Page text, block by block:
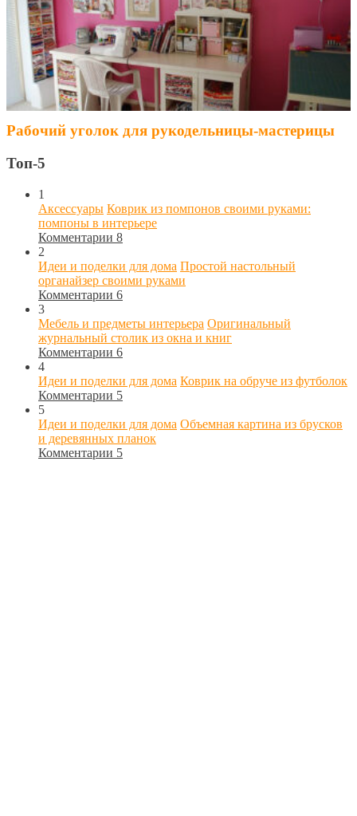
Рабочий уголок для рукодельницы-мастерицы
Топ-5
1
Аксессуары Коврик из помпонов своими руками:
помпоны в интерьере
Комментарии 8
2
Идеи и поделки для дома Простой настольный
органайзер своими руками
Комментарии 6
3
Мебель и предметы интерьера Оригинальный
журнальный столик из окна и книг
Комментарии 6
4
Идеи и поделки для дома Коврик на обруче из футболок
Комментарии 5
5
Идеи и поделки для дома Объемная картина из брусков
и деревянных планок
Комментарии 5